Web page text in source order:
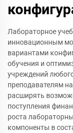
Лабораторное
инновационным
вариантами
обучения и
учреждений
преподавателям
расширять
поступления
роста
компоненты в